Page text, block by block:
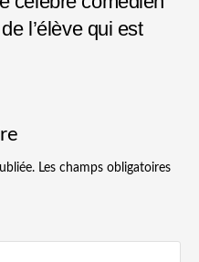
l’élève qui est
Les champs obligatoires